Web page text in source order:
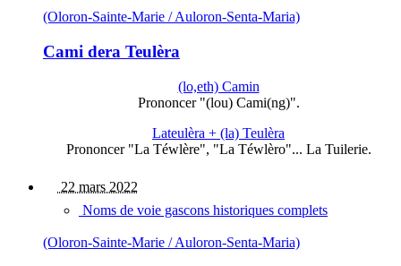
(Oloron-Sainte-Marie / Auloron-Senta-Maria)
Cami dera Teulèra
(lo,eth) Camin
Prononcer "(lou) Cami(ng)".
Lateulèra + (la) Teulèra
Prononcer "La Téwlère", "La Téwlèro"... La Tuilerie.
22 mars 2022
Noms de voie gascons historiques complets
(Oloron-Sainte-Marie / Auloron-Senta-Maria)